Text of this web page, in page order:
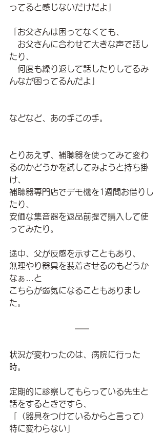
ってると感じないだけだよ」
「お父さんは困ってなくても、
お父さんに合わせて大きな声で話し
たり、
何度も繰り返して話したりしてるみ
んなが困ってるんだよ」
などなど、あの手この手。
とりあえず、補聴器を使ってみて変わ
るのかどうかを試してみようと持ち掛
け、
補聴器専門店でデモ機を1週間お借りし
たり、
安価な集音器を返品前提で購入して使
ってみたり。
途中、父が反感を示すこともあり、
無理やり器具を装着させるのもどうか
なぁ…と
こちらが弱気になることもありまし
た。
状況が変わったのは、病院に行った
時。
定期的に診察してもらっている先生と
話をするときですら、
「（器具をつけているからと言って）
特に変わらない」